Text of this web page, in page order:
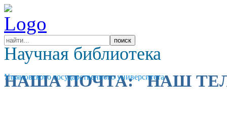
Научная библиотека
Ульяновского государственного университета
НАША ПОЧТА: НАШ